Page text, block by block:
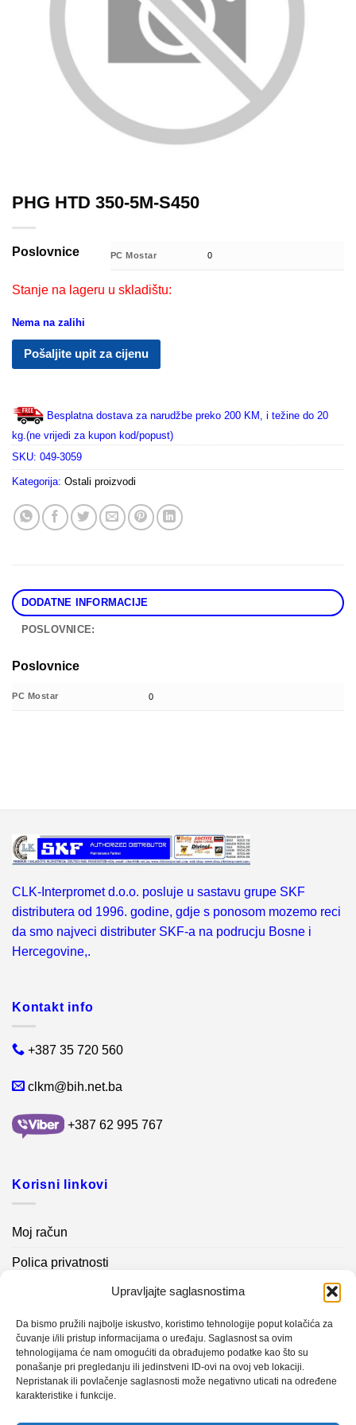
Upravljajte saglasnostima
Da bismo pružili najbolje iskustvo, koristimo tehnologije poput kolačića za
čuvanje i/ili pristup informacijama o uređaju. Saglasnost sa ovim
tehnologijama će nam omogućiti da obrađujemo podatke kao što su
ponašanje pri pregledanju ili jedinstveni ID-ovi na ovoj veb lokaciji.
Nepristanak ili povlačenje saglasnosti može negativno uticati na određene
karakteristike i funkcije.
PHG HTD 350-5M-S450
Poslovnice PC Mostar 0
Stanje na lageru u skladištu:
Nema na zalihi
Pošaljite upit za cijenu
Besplatna dostava za narudžbe preko 200 KM, i težine do 20
kg.(ne vrijedi za kupon kod/popust)
SKU: 049-3059
Kategorija: Ostali proizvodi
DODATNE INFORMACIJE
POSLOVNICE:
Poslovnice
PC Mostar 0
CLK-Interpromet d.o.o. posluje u sastavu grupe SKF
distributera od 1996. godine, gdje s ponosom mozemo reci
da smo najveci distributer SKF-a na podrucju Bosne i
Hercegovine,.
Kontakt info
+387 35 720 560
clkm@bih.net.ba
+387 62 995 767
Korisni linkovi
Moj račun
Polica privatnosti
Kontakt info
Novosti